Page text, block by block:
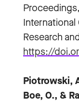
Proceedings,
Research
https://
Piotrowski,
Boe, O., &